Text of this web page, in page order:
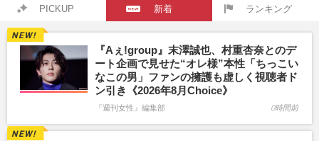
PICKUP 新着 ランキング
『Aぇ!group』末澤誠也、村重杏奈とのデ
ート企画で見せた“オレ様”本性「ちっこい
なこの男」ファンの擁護も虚しく視聴者ド
ン引き《2026年8月Choice》
『週刊女性』編集部 0時間前